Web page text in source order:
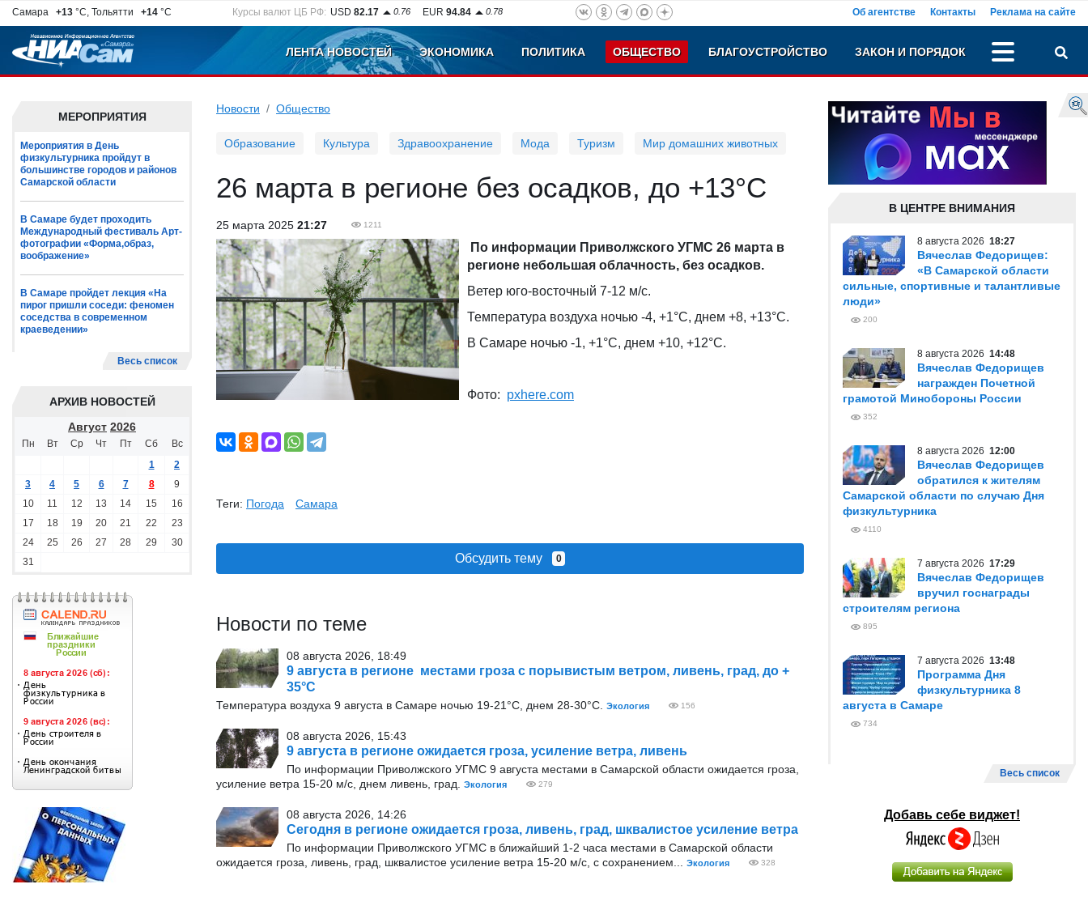
Самара +13 °C, Тольятти +14 °C Курсы валют ЦБ РФ: USD 82.17 0.76 EUR 94.84 0.78 Об агентстве Контакты Реклама на сайте
ЛЕНТА НОВОСТЕЙ ЭКОНОМИКА ПОЛИТИКА ОБЩЕСТВО БЛАГОУСТРОЙСТВО ЗАКОН И ПОРЯДОК
МЕРОПРИЯТИЯ
Мероприятия в День
физкультурника пройдут в
большинстве городов и районов
Самарской области
В Самаре будет проходить
Международный фестиваль Арт-
фотографии «Форма,образ,
воображение»
В Самаре пройдет лекция «На
пирог пришли соседи: феномен
соседства в современном
краеведении»
Весь список
АРХИВ НОВОСТЕЙ
Август 2026
Пн Вт Ср Чт Пт Сб
Вс
1
2
3
4 5 6 7 8
9
10
11 12 13 14 15
16
17
18 19 20 21 22
23
24
25 26 27 28 29
30
31
Новости Общество
Образование Культура Здравоохранение Мода Туризм Мир домашних животных
26 марта в регионе без осадков, до +13°С
25 марта 2025 21:27 1211
По информации Приволжского УГМС 26 марта в
регионе небольшая облачность, без осадков.
Ветер юго-восточный 7-12 м/с.
Температура воздуха ночью -4, +1°С, днем +8, +13°С.
В Самаре ночью -1, +1°С, днем +10, +12°С.
Фото: pxhere.com
Теги: Погода Самара
Обсудить тему 0
Новости по теме
08 августа 2026, 18:49
9 августа в регионе местами гроза с порывистым ветром, ливень, град, до +
35°С
Температура воздуха 9 августа в Самаре ночью 19-21°С, днем 28-30°С. Экология 156
08 августа 2026, 15:43
9 августа в регионе ожидается гроза, усиление ветра, ливень
По информации Приволжского УГМС 9 августа местами в Самарской области ожидается гроза,
усиление ветра 15-20 м/с, днем ливень, град.
Экология 279
08 августа 2026, 14:26
Сегодня в регионе ожидается гроза, ливень, град, шквалистое усиление ветра
По информации Приволжского УГМС в ближайший 1-2 часа местами в Самарской области
ожидается гроза, ливень, град, шквалистое усиление ветра 15-20 м/с, с сохранением...
Экология 328
В ЦЕНТРЕ ВНИМАНИЯ
8 августа 2026 18:27
Вячеслав Федорищев:
«В Самарской области
сильные, спортивные и талантливые
люди»
200
8 августа 2026 14:48
Вячеслав Федорищев
награжден Почетной
грамотой Минобороны России
352
8 августа 2026 12:00
Вячеслав Федорищев
обратился к жителям
Самарской области по случаю Дня
физкультурника
4110
7 августа 2026 17:29
Вячеслав Федорищев
вручил госнаграды
строителям региона
895
7 августа 2026 13:48
Программа Дня
физкультурника 8
августа в Самаре
734
Весь список
Добавь себе виджет!